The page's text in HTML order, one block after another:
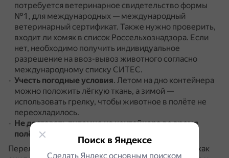
потребуется ветеринарное свидетельство формы
№1, для международных — международный
ветеринарный сертификат. Также нужно проверить,
входит ли хомяк в список Россельхознадзора. Если
нет, необходимо получить индивидуальное
разрешение на ввоз-вывоз животного согласно
международному списку СИТЕС.
Учесть погодные условия. Летом на дно контейнера
можно положить лёгкую ткань, а зимой —
использовать грелку, чтобы животное в полёте не
переохладилось.
Не доставать питомца из контейнера во время
полёта.
Перелёт для хомяков — всегда большой риск, так как
Поиск в Яндексе
Сделать Яндекс основным поиском